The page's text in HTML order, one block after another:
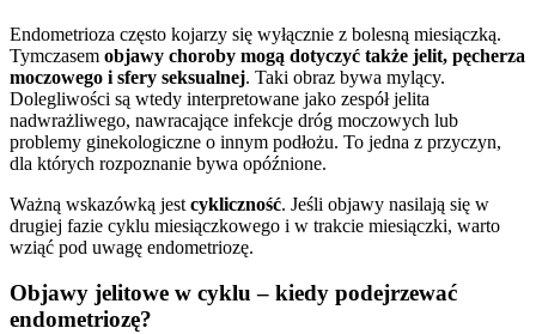
Endometrioza często kojarzy się wyłącznie z bolesną miesiączką.
Tymczasem objawy choroby mogą dotyczyć także jelit, pęcherza
moczowego i sfery seksualnej. Taki obraz bywa mylący.
Dolegliwości są wtedy interpretowane jako zespół jelita
nadwrażliwego, nawracające infekcje dróg moczowych lub
problemy ginekologiczne o innym podłożu. To jedna z przyczyn,
dla których rozpoznanie bywa opóźnione.
Ważną wskazówką jest cykliczność. Jeśli objawy nasilają się w
drugiej fazie cyklu miesiączkowego i w trakcie miesiączki, warto
wziąć pod uwagę endometriozę.
Objawy jelitowe w cyklu – kiedy podejrzewać
endometriozę?